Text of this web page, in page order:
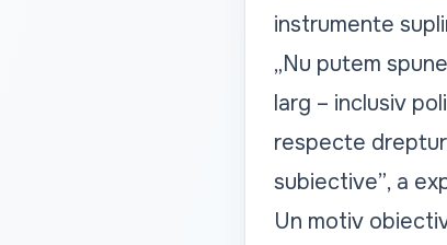
instrumente
„Nu putem
larg – inclusiv
respecte
subiective”, a
Un motiv